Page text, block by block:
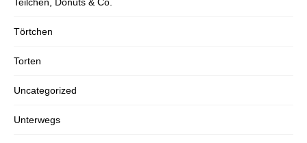
Törtchen
Torten
Uncategorized
Unterwegs